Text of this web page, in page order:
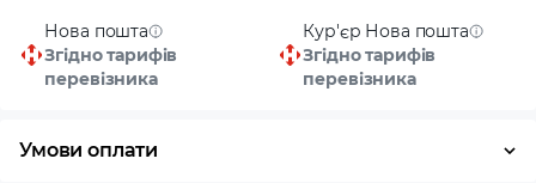
Нова пошта
Згідно тарифів
перевізника
Кур'єр Нова пошта
Згідно тарифів
перевізника
Умови оплати